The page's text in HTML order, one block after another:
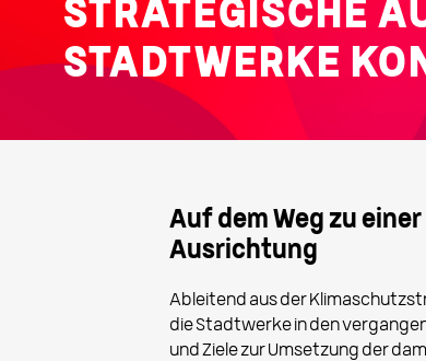
STRATEGISCHE
STADTWERKE
Auf dem Weg zu
Ausrichtung
Ableitend aus der
die Stadtwerke in den
und Ziele zur Umsetzung der